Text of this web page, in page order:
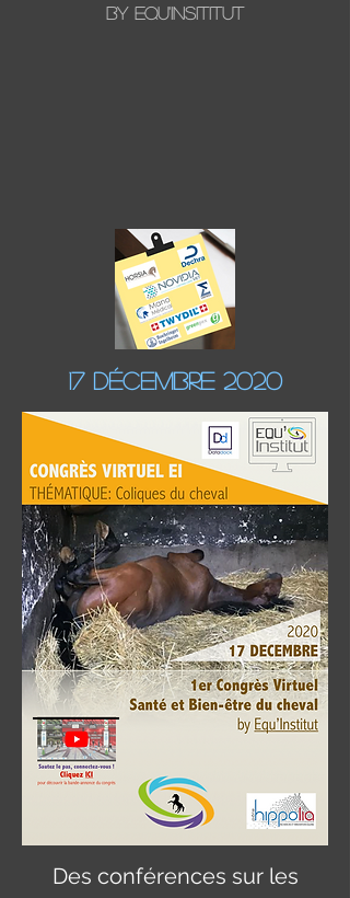
By Equ'INSITITUT
17 Décembre 2020
Des conférences sur les